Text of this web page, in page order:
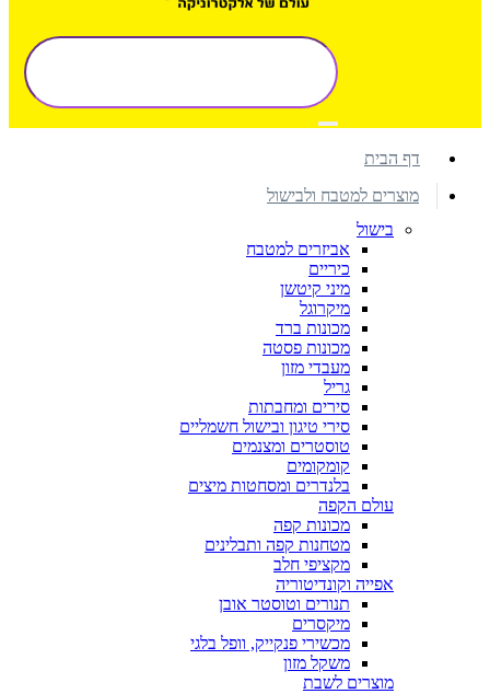
דף הבית
מוצרים למטבח ולבישול
בישול
אביזרים למטבח
כיריים
מיני קיטשן
מיקרוגל
מכונות ברד
מכונות פסטה
מעבדי מזון
גריל
סירים ומחבתות
סירי טיגון ובישול חשמליים
טוסטרים ומצנמים
קומקומים
בלנדרים ומסחטות מיצים
עולם הקפה
מכונות קפה
מטחנות קפה ותבלינים
מקציפי חלב
אפייה וקונדיטוריה
תנורים וטוסטר אובן
מיקסרים
מכשירי פנקייק, וופל בלגי
משקל מזון
מוצרים לשבת